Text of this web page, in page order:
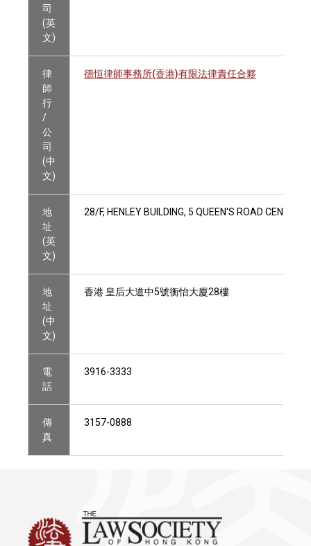
司
(英
文)
律
師
行
/
公
司
(中
文)
德恒律師事務所(香港)有限法律責任合夥
地
址
(英
文)
28/F, HENLEY BUILDING, 5 QUEEN'S ROAD CENTRAL,
地
址
(中
文)
香港 皇后大道中5號衡怡大廈28樓
電
話
3916-3333
傳
真
3157-0888